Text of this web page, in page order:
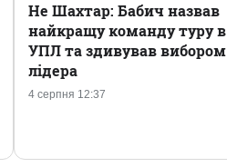
4 серпня 12:37
Не Шахтар: Бабич назвав
найкращу команду туру в
УПЛ та здивував вибором
лідера